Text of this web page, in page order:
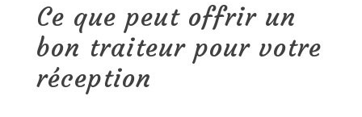
Ce que peut offrir un
bon traiteur pour votre
réception